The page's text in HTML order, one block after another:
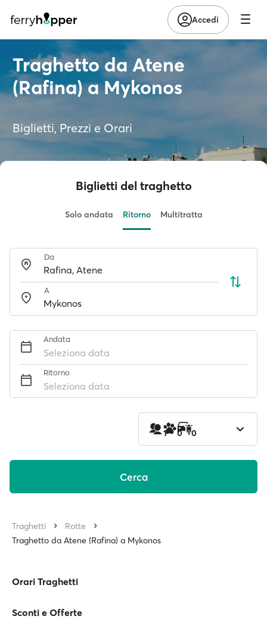
Accedi
Traghetto da Atene
(Rafina) a Mykonos
Biglietti, Prezzi e Orari
Biglietti del traghetto
Solo andata Ritorno Multitratta
Da
A
Andata
Seleziona data
Ritorno
Seleziona data
1 0 0
Cerca
Traghetti
Rotte
Traghetto da Atene (Rafina) a Mykonos
Orari Traghetti
Sconti e Offerte